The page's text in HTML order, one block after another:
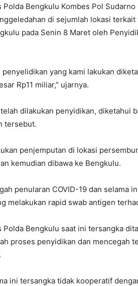
Polda Bengkulu Kombes Pol
di sejumlah lokasi
pada Senin 8 Maret oleh
penyelidikan yang kami lakukan
Rp11 miliar,” ujarnya.
dilakukan penyidikan, diketahui
tersebut.
penjemputan di lokasi
kemudian dibawa ke Bengkulu.
penularan COVID-19 dan selama
melakukan rapid swab antigen
Polda Bengkulu saat ini tersangka
proses penyidikan dan mencegah
ini tersangka tidak kooperatif